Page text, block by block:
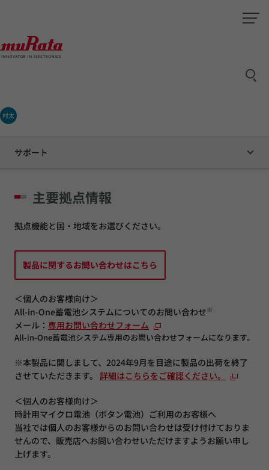
村太
サポート
主要拠点情報
拠点機能と国・地域をお選びください。
製品に関するお問い合わせはこちら
＜個人のお客様向け＞
All-in-One蓄電池システムについてのお問い合わせ ※
メール： 専用お問い合わせフォーム
All-in-One蓄電池システム専用のお問い合わせフォームになります。
※本製品に関しまして、2024年9月を目途に製品の出荷を終了
させていただきます。 詳細はこちらをご確認ください。
＜個人のお客様向け＞
時計用マイクロ電池（ボタン電池）ご利用のお客様へ
当社では個人のお客様からのお問い合わせは受け付けておりま
せんので、販売店へお問い合わせいただけますようお願い申し
上げます。